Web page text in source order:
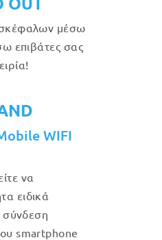
μέσω
επιβάτες σας
WIFI
να
ειδικά
σύνδεση
smartphone